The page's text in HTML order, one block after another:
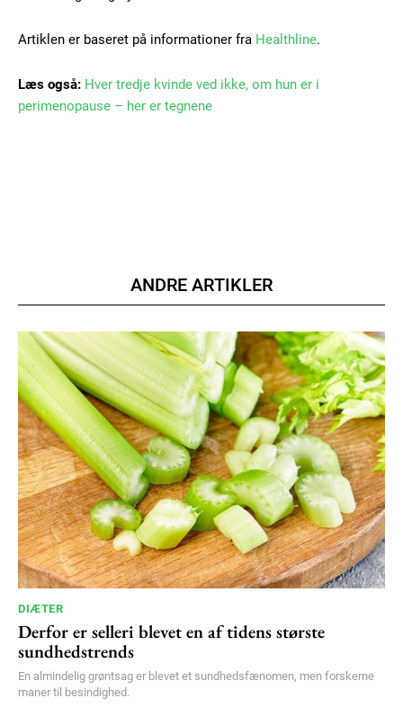
Member full access
Ut mollis pellentesque tortor
Donec quis est ac felis
Orci varius natoque dolor
YEARLY PRICING MONTHLY PRICING
Artiklen er baseret på informationer fra Healthline.
Læs også: Hver tredje kvinde ved ikke, om hun er i
perimenopause – her er tegnene
ANDRE ARTIKLER
DIÆTER
Derfor er selleri blevet en af tidens største
sundhedstrends
En almindelig grøntsag er blevet et sundhedsfænomen, men forskerne
maner til besindighed.